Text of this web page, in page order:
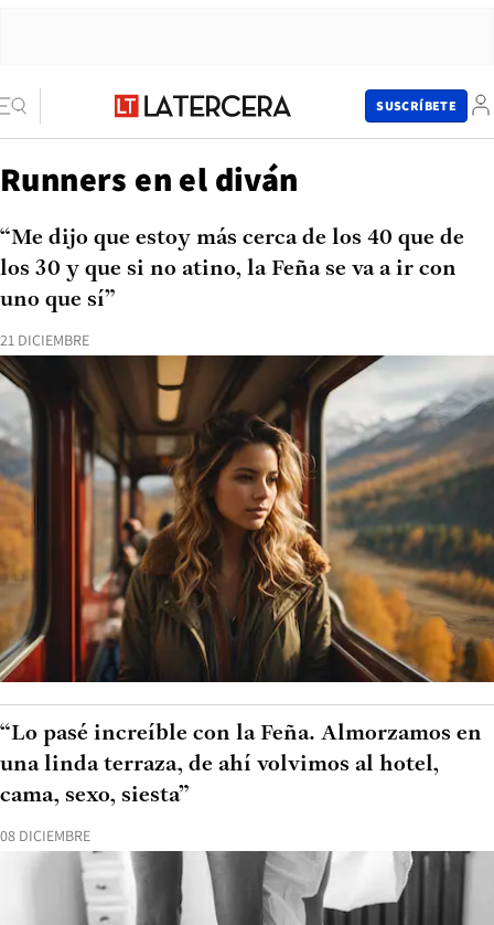
SUSCRÍBETE
Runners en el diván
21 DICIEMBRE
“Me dijo que estoy más cerca de los 40 que de
los 30 y que si no atino, la Feña se va a ir con
uno que sí”
08 DICIEMBRE
“Lo pasé increíble con la Feña. Almorzamos en
una linda terraza, de ahí volvimos al hotel,
cama, sexo, siesta”